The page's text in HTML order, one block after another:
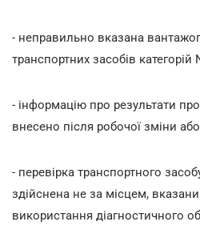
- неправильно вказана
транспортних засобів категорій
- інформацію про результати
внесено після робочої зміни
- перевірка транспортного
здійснена не за місцем,
використання діагностичного